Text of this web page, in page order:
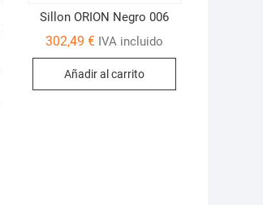
Sillon ORION Negro 006
302,49€ IVA incluido
Añadir al carrito